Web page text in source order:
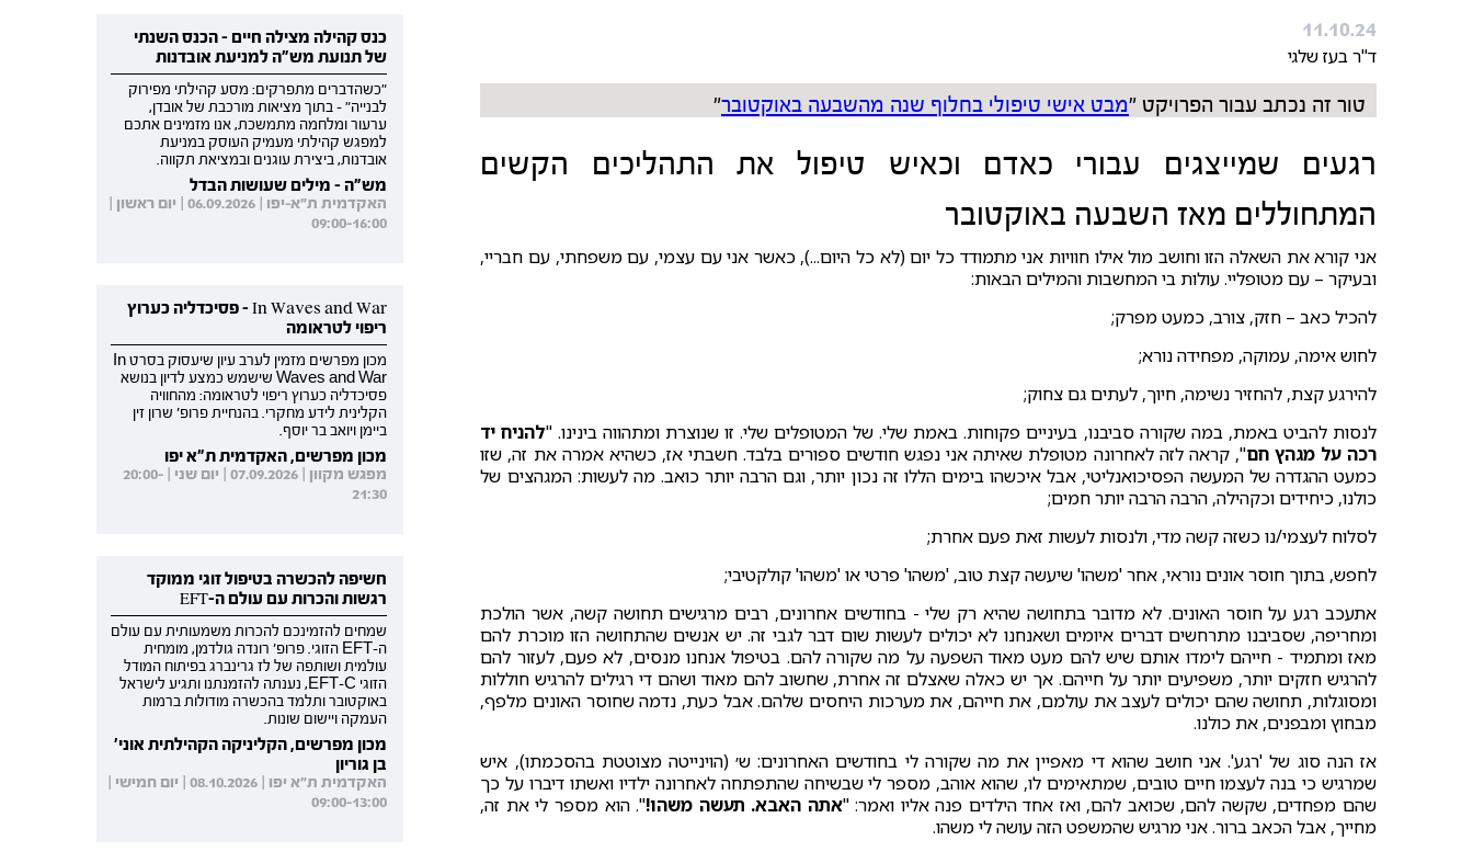
11.10.24
ד"ר בעז שלגי
טור זה נכתב עבור הפרויקט "מבט אישי טיפולי בחלוף שנה מהשבעה באוקטובר"
רגעים שמייצגים עבורי כאדם וכאיש טיפול את התהליכים הקשים
המתחוללים מאז השבעה באוקטובר
אני קורא את השאלה הזו וחושב מול אילו חוויות אני מתמודד כל יום (לא כל היום...), כאשר אני עם עצמי, עם משפחתי, עם חבריי,
ובעיקר – עם מטופליי. עולות בי המחשבות והמילים הבאות:
להכיל כאב – חזק, צורב, כמעט מפרק;
לחוש אימה, עמוקה, מפחידה נורא;
להירגע קצת, להחזיר נשימה, חיוך, לעתים גם צחוק;
לנסות להביט באמת, במה שקורה סביבנו, בעיניים פקוחות. באמת שלי. של המטופלים שלי. זו שנוצרת ומתהווה בינינו. "להניח יד
רכה על מגהץ חם", קראה לזה לאחרונה מטופלת שאיתה אני נפגש חודשים ספורים בלבד. חשבתי אז, כשהיא אמרה את זה, שזו
כמעט ההגדרה של המעשה הפסיכואנליטי, אבל איכשהו בימים הללו זה נכון יותר, וגם הרבה יותר כואב. מה לעשות: המגהצים של
כולנו, כיחידים וכקהילה, הרבה הרבה יותר חמים;
לסלוח לעצמי/נו כשזה קשה מדי, ולנסות לעשות זאת פעם אחרת;
לחפש, בתוך חוסר אונים נוראי, אחר 'משהו' שיעשה קצת טוב, 'משהו' פרטי או 'משהו' קולקטיבי;
אתעכב רגע על חוסר האונים. לא מדובר בתחושה שהיא רק שלי - בחודשים אחרונים, רבים מרגישים תחושה קשה, אשר הולכת
ומחריפה, שסביבנו מתרחשים דברים איומים ושאנחנו לא יכולים לעשות שום דבר לגבי זה. יש אנשים שהתחושה הזו מוכרת להם
מאז ומתמיד - חייהם לימדו אותם שיש להם מעט מאוד השפעה על מה שקורה להם. בטיפול אנחנו מנסים, לא פעם, לעזור להם
להרגיש חזקים יותר, משפיעים יותר על חייהם. אך יש כאלה שאצלם זה אחרת, שחשוב להם מאוד ושהם די רגילים להרגיש חוללות
ומסוגלות, תחושה שהם יכולים לעצב את עולמם, את חייהם, את מערכות היחסים שלהם. אבל כעת, נדמה שחוסר האונים מלפף,
מבחוץ ומבפנים, את כולנו.
אז הנה סוג של 'רגע'. אני חושב שהוא די מאפיין את מה שקורה לי בחודשים האחרונים: ש׳ (הוינייטה מצוטטת בהסכמתו), איש
שמרגיש כי בנה לעצמו חיים טובים, שמתאימים לו, שהוא אוהב, מספר לי שבשיחה שהתפתחה לאחרונה ילדיו ואשתו דיברו על כך
שהם מפחדים, שקשה להם, שכואב להם, ואז אחד הילדים פנה אליו ואמר: "אתה האבא. תעשה משהו!". הוא מספר לי את זה,
מחייך, אבל הכאב ברור. אני מרגיש שהמשפט הזה עושה לי משהו.
כנס קהילה מצילה חיים - הכנס השנתי
של תנועת מש"ה למניעת אובדנות
"כשהדברים מתפרקים: מסע קהילתי מפירוק
לבנייה" - בתוך מציאות מורכבת של אובדן,
ערעור ומלחמה מתמשכת, אנו מזמינים אתכם
למפגש קהילתי מעמיק העוסק במניעת
אובדנות, ביצירת עוגנים ובמציאת תקווה.
מש"ה - מילים שעושות הבדל
האקדמית ת"א-יפו | 06.09.2026 | יום ראשון |
09:00-16:00
In Waves and War - פסיכדליה כערוץ
ריפוי לטראומה
מכון מפרשים מזמין לערב עיון שיעסוק בסרט In
Waves and War שישמש כמצע לדיון בנושא
פסיכדליה כערוץ ריפוי לטראומה: מהחוויה
הקלינית לידע מחקרי. בהנחיית פרופ' שרון זין
ביימן ויואב בר יוסף.
מכון מפרשים, האקדמית ת"א יפו
מפגש מקוון | 07.09.2026 | יום שני | 20:00-
21:30
חשיפה להכשרה בטיפול זוגי ממוקד
רגשות והכרות עם עולם ה-EFT
שמחים להזמינכם להכרות משמעותית עם עולם
ה-EFT הזוגי. פרופ' רונדה גולדמן, מומחית
עולמית ושותפה של לז גרינברג בפיתוח המודל
הזוגי EFT-C, נענתה להזמנתנו ותגיע לישראל
באוקטובר ותלמד בהכשרה מודולות ברמות
העמקה ויישום שונות.
מכון מפרשים, הקליניקה הקהילתית אוני'
בן גוריון
האקדמית ת"א יפו | 08.10.2026 | יום חמישי |
09:00-13:00